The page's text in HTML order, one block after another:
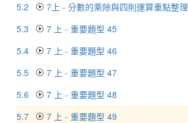
5.2
7上 - 分數的乘除與四則運算重點整理
5.3
7 上 - 重要題型 45
5.4
7 上 - 重要題型 46
5.5
7 上 - 重要題型 47
5.6
7 上 - 重要題型 48
5.7
7 上 - 重要題型 49